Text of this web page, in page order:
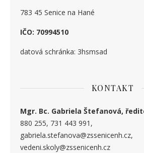
783 45 Senice na Hané
IČO: 70994510
datová schránka: 3hsmsad
KONTAKT
Mgr. Bc. Gabriela Štefanová,
880 255, 731 443 991,
gabriela.stefanova@zssenicenh.cz,
vedeni.skoly@zssenicenh.cz